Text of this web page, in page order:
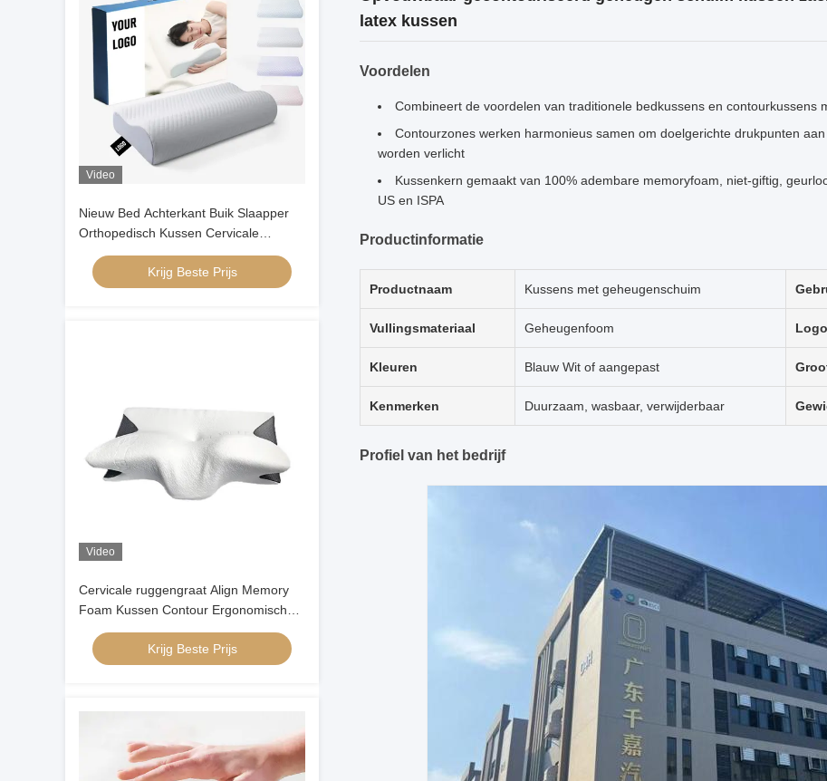
Video
Nieuw Bed Achterkant Buik Slaapper
Orthopedisch Kussen Cervicale
Bamboe Contour Ergonomisch
Geheugen Schuim Kussen
Orthopedisch Hoofd
Krijg Beste Prijs
Video
Cervicale ruggengraat Align Memory
Foam Kussen Contour Ergonomische
vlindervormige
Krijg Beste Prijs
latex kussen
Voordelen
Combineert de voordelen van traditionele bedkussens en contourkussens
Contourzones werken harmonieus samen om doelgerichte drukpunten
worden verlicht
Kussenkern gemaakt van 100% adembare memoryfoam, niet-giftig,
US en ISPA
Productinformatie
Productnaam Kussens met geheugenschuim
Vullingsmateriaal Geheugenfoom
Kleuren Blauw Wit of aangepast
Kenmerken Duurzaam, wasbaar, verwijderbaar
Profiel van het bedrijf